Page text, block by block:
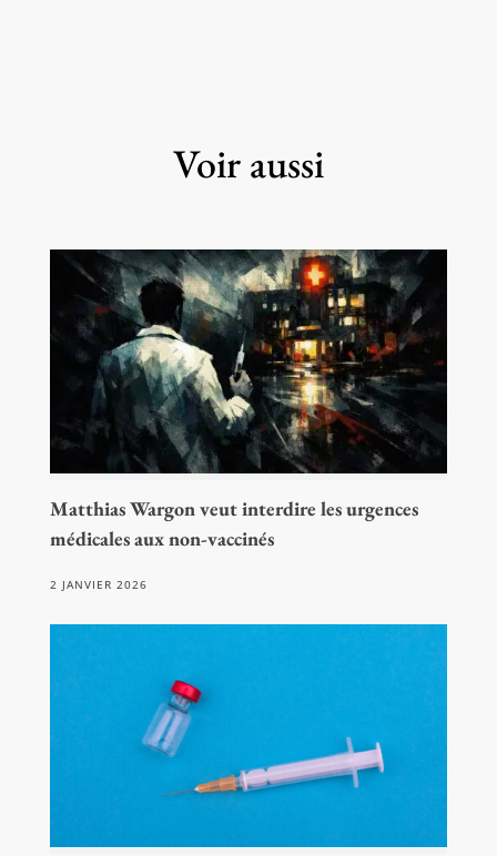
Voir aussi
Matthias Wargon veut interdire les urgences
médicales aux non-vaccinés
2 JANVIER 2026